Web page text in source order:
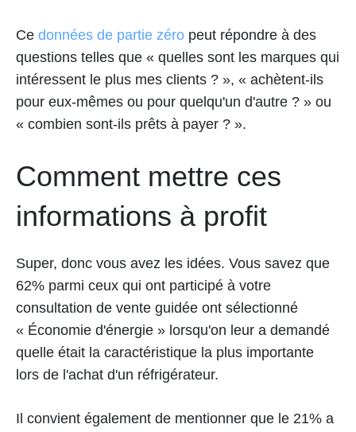
Ce données de partie zéro peut répondre à des
questions telles que « quelles sont les marques qui
intéressent le plus mes clients ? », « achètent-ils
pour eux-mêmes ou pour quelqu'un d'autre ? » ou
« combien sont-ils prêts à payer ? ».
Comment mettre ces
informations à profit
Super, donc vous avez les idées. Vous savez que
62% parmi ceux qui ont participé à votre
consultation de vente guidée ont sélectionné
« Économie d'énergie » lorsqu'on leur a demandé
quelle était la caractéristique la plus importante
lors de l'achat d'un réfrigérateur.
Il convient également de mentionner que le 21% a